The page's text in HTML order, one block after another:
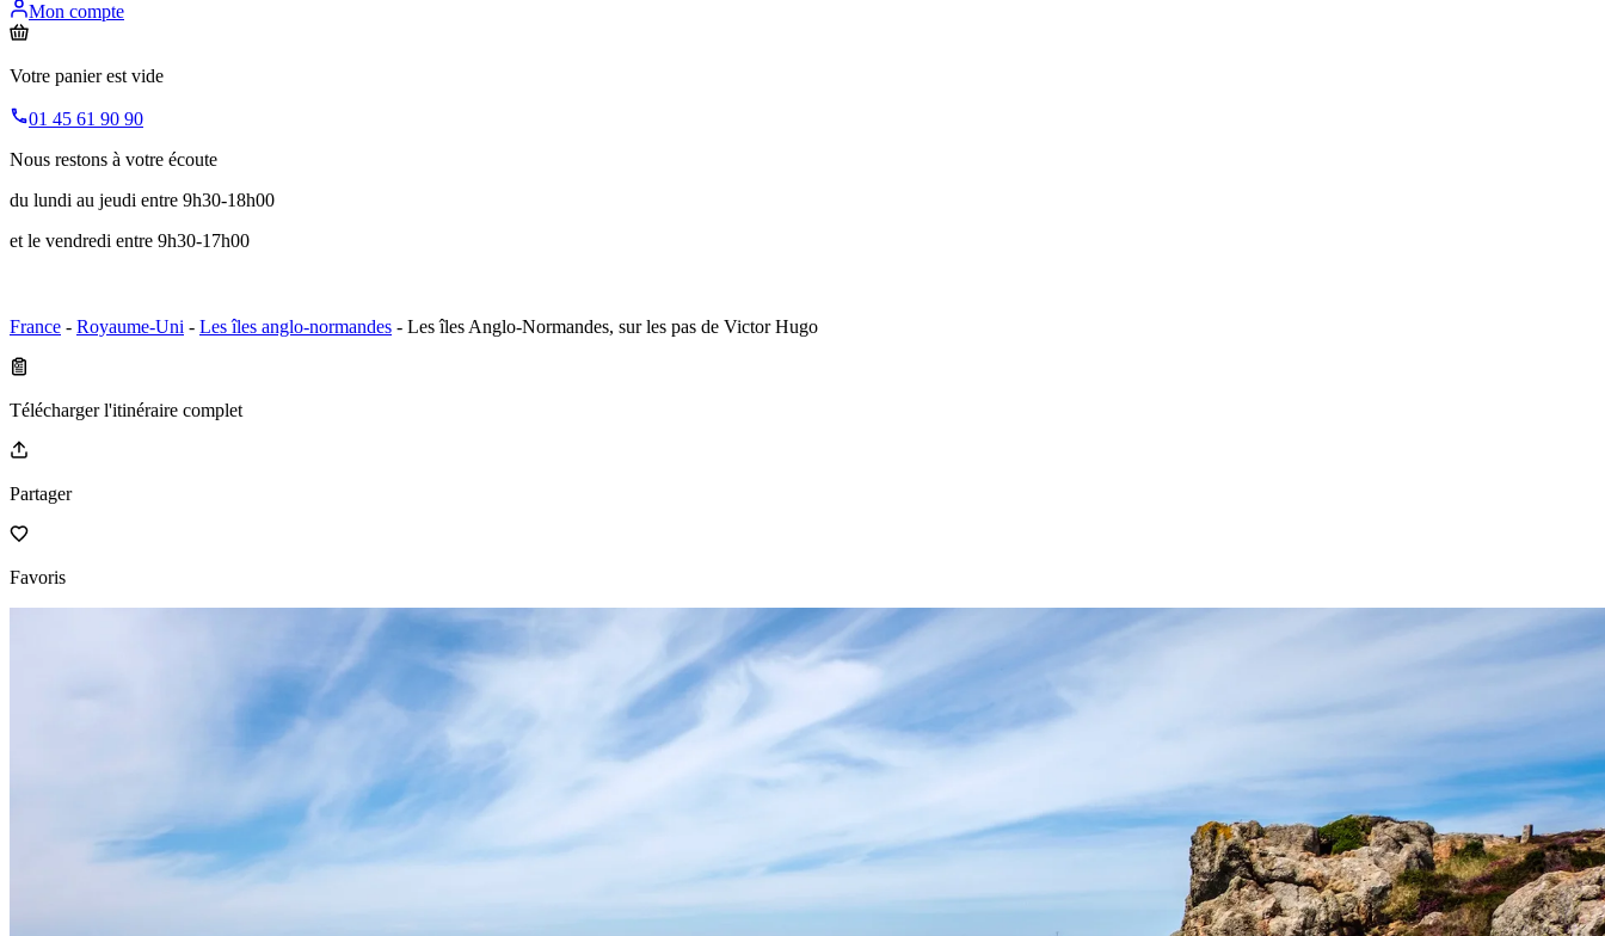
Mon compte
Votre panier est vide
01 45 61 90 90
Nous restons à votre écoute
du lundi au jeudi entre 9h30-18h00
et le vendredi entre 9h30-17h00
France - Royaume-Uni - Les îles anglo-normandes - Les îles Anglo-Normandes, sur les pas de Victor Hugo
Télécharger l'itinéraire complet
Partager
Favoris